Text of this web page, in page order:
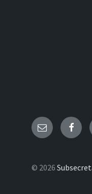
E-
© 2026